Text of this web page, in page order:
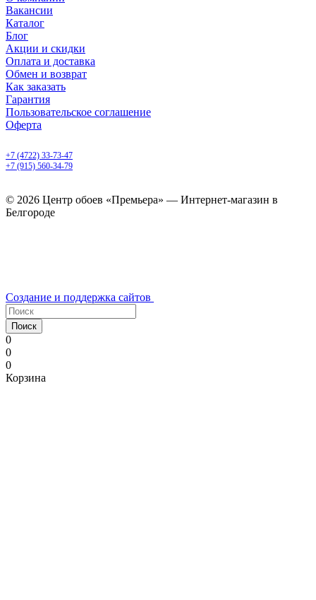
Вакансии
Каталог
Блог
Акции и скидки
Оплата и доставка
Обмен и возврат
Как заказать
Гарантия
Пользовательское соглашение
Оферта
+7 (4722) 33-73-47
+7 (915) 560-34-79
© 2026 Центр обоев «Премьера» — Интернет-магазин в
Белгороде
Создание и поддержка сайтов
Поиск
0
0
0
Корзина